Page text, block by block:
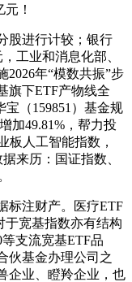
！
进行计较；银行
工业和消息化部、
2026年“模数共振”步
旗下ETF产物线全
宝（159851）基金规
加49.81%，帮力投
板人工智能指数，
来历：国证指数、
注财产。医疗ETF
于宽基指数亦有结构
支流宽基ETF品
伙基金办理公司之
企业、瞪羚企业，也